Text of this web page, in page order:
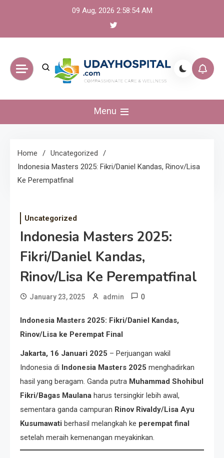
09 Aug, 2026 2:58:54 AM
UdayHospital:
Berita, olahraga,
gaming Akurat dan
Menu
Home
Uncategorized
Indonesia Masters 2025: Fikri/Daniel Kandas, Rinov/Lisa
Ke Perempatfinal
Uncategorized
Indonesia Masters 2025:
Fikri/Daniel Kandas,
Rinov/Lisa Ke Perempatfinal
January 23, 2025 admin 0
Indonesia Masters 2025: Fikri/Daniel Kandas,
Rinov/Lisa ke Perempat Final
Jakarta, 16 Januari 2025 – Perjuangan wakil
Indonesia di Indonesia Masters 2025 menghadirkan
hasil yang beragam. Ganda putra Muhammad Shohibul
Fikri/Bagas Maulana harus tersingkir lebih awal,
sementara ganda campuran Rinov Rivaldy/Lisa Ayu
Kusumawati berhasil melangkah ke perempat final
setelah meraih kemenangan meyakinkan.